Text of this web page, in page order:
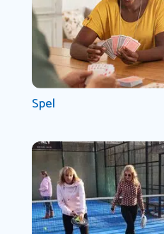
Spel